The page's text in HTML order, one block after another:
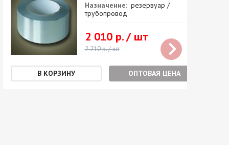
Назначение: резервуар /
трубопровод
2 010 р. / шт
2 210 р. / шт
ОПТОВАЯ ЦЕНА